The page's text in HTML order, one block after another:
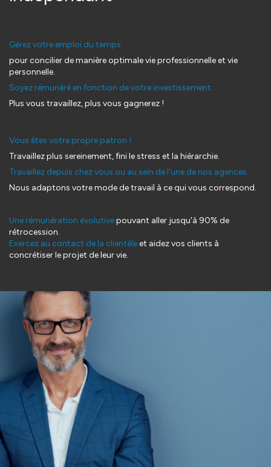
Gérez votre emploi du temps
pour concilier de manière optimale vie professionnelle et vie
personnelle.
Soyez rémunéré en fonction de votre investissement.
Plus vous travaillez, plus vous gagnerez !
Vous êtes votre propre patron !
Travaillez plus sereinement, fini le stress et la hiérarchie.
Travaillez depuis chez vous ou au sein de l'une de nos agences.
Nous adaptons votre mode de travail à ce qui vous correspond.
Une rémunération évolutivepouvant aller jusqu'à 90% de
rétrocession.
Exercez au contact de la clientèleet aidez vos clients à
concrétiser le projet de leur vie.